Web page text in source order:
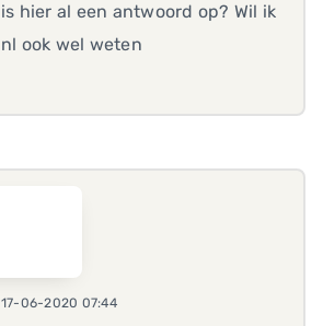
is hier al een antwoord op? Wil ik
nl ook wel weten
17-06-2020 07:44